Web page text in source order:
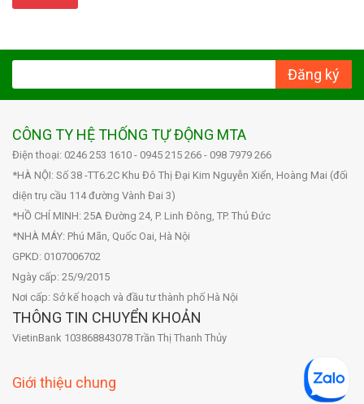
Đăng ký
CÔNG TY HỆ THỐNG TỰ ĐỘNG MTA
Điện thoại: 0246 253 1610 - 0945 215 266 - 098 7979 266
*HÀ NỘI: Số 38 -TT6.2C Khu Đô Thị Đại Kim Nguyễn Xiển, Hoàng Mai (đối
diện trụ cầu 114 đường Vành Đai 3)
*HỒ CHÍ MINH: 25A Đường 24, P. Linh Đông, TP. Thủ Đức
*NHÀ MÁY: Phú Mãn, Quốc Oai, Hà Nội
GPKD: 0107006702
Ngày cấp: 25/9/2015
Nơi cấp: Sở kế hoạch và đầu tư thành phố Hà Nội
THÔNG TIN CHUYỂN KHOẢN
VietinBank 103868843078 Trần Thị Thanh Thủy
Giới thiệu chung